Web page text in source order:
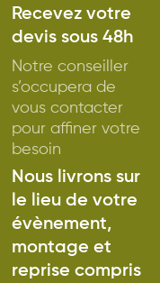
Recevez votre
devis sous 48h
Notre conseiller
s’occupera de
vous contacter
pour affiner votre
besoin
Nous livrons sur
le lieu de votre
évènement,
montage et
reprise compris